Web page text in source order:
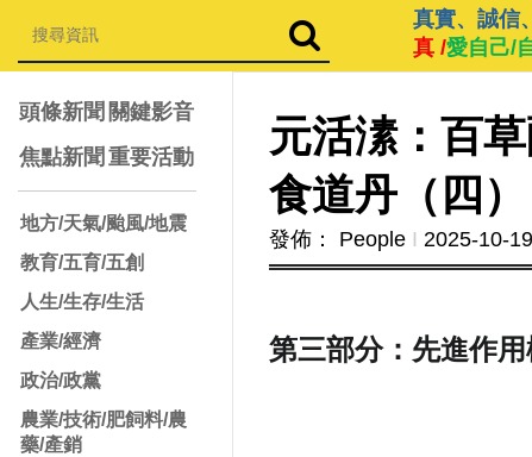
真實、誠信
真 /愛自己/
頭條新聞 關鍵影音
焦點新聞 重要活動
地方/天氣/颱風/地震
教育/五育/五創
人生/生存/生活
產業/經濟
政治/政黨
農業/技術/肥飼料/農
藥/產銷
元活溸：百
食道丹（四）
發佈： People Ι 2025-10-19
第三部分：先進作